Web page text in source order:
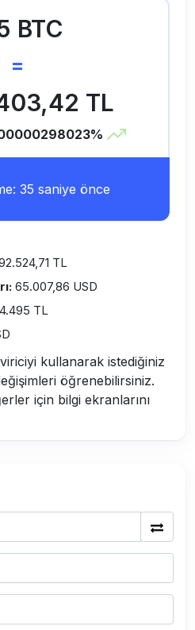
BTC
=
TL
35 saniye önce
TL
65.007,86 USD
TL
kullanarak istediğiniz
öğrenebilirsiniz.
için bilgi ekranlarını